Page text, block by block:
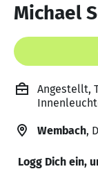
Michael
Angestellt,
Wembach,
Logg Dich ein,